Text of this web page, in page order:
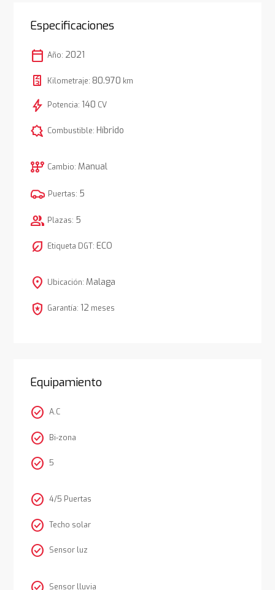
Especificaciones
calendar_today Año: 2021
Kilometraje: 80.970 km
bolt Potencia: 140 CV
comic_bubble Combustible: Híbrido
auto_transmission Cambio: Manual
Puertas: 5
group Plazas: 5
nest_eco_leaf Etiqueta DGT: ECO
location_on Ubicación: Malaga
local_police Garantía: 12 meses
Equipamiento
check_circle A.C
check_circle Bi-zona
check_circle 5
check_circle 4/5 Puertas
check_circle Techo solar
check_circle Sensor luz
Sensor lluvia